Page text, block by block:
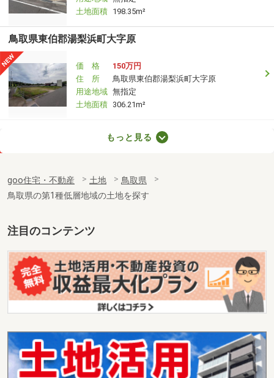
土地面積 198.35m²
鳥取県東伯郡湯梨浜町大字原
価 格
150万円
住 所
鳥取県東伯郡湯梨浜町大字原
用途地域 無指定
土地面積 306.21m²
鳥取県東伯郡湯梨浜町大字旭
用途地域
無指定
土地面積 490.03m²
鳥取県倉吉市中河原
価 格
550万円
住 所
鳥取県倉吉市中河原
用途地域 無指定
土地面積 227.44m²
価 格
350万円
住 所
鳥取県倉吉市中河原
用途地域 無指定
もっと見る
goo住宅・不動産 土地
鳥取県
鳥取県の第1種低層地域の土地を探す
注目のコンテンツ